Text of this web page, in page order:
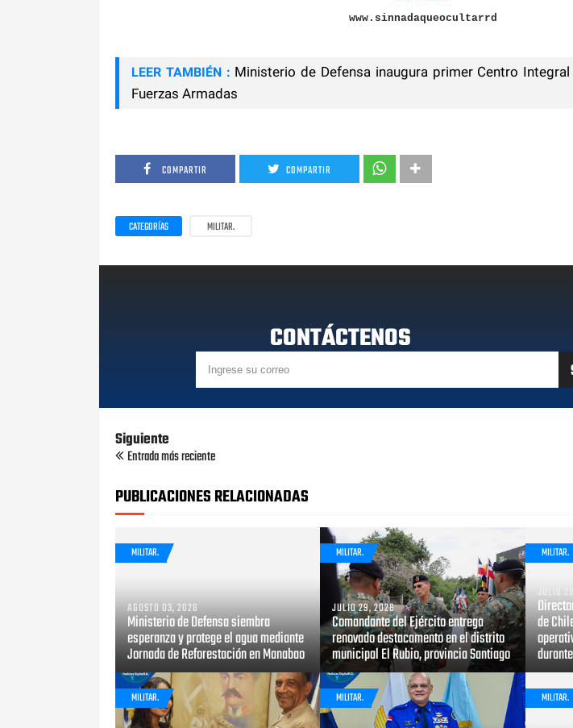
www.sinnadaqueocultarrd
LEER TAMBIÉN : Ministerio de Defensa inaugura primer Centro
Fuerzas Armadas
COMPARTIR COMPARTIR
CATEGORÍAS MILITAR.
CONTÁCTENOS
Siguiente
Entrada más reciente
PUBLICACIONES RELACIONADAS
MILITAR.
AGOSTO 03, 2026
Ministerio de Defensa siembra
esperanza y protege el agua mediante
Jornada de Reforestación en Manabao
MILITAR.
JULIO 29, 2026
Comandante del Ejército entrega
renovado destacamento en el distrito
municipal El Rubio, provincia Santiago
MILITAR.
JULIO
de
MILITAR. MILITAR. MILITAR.